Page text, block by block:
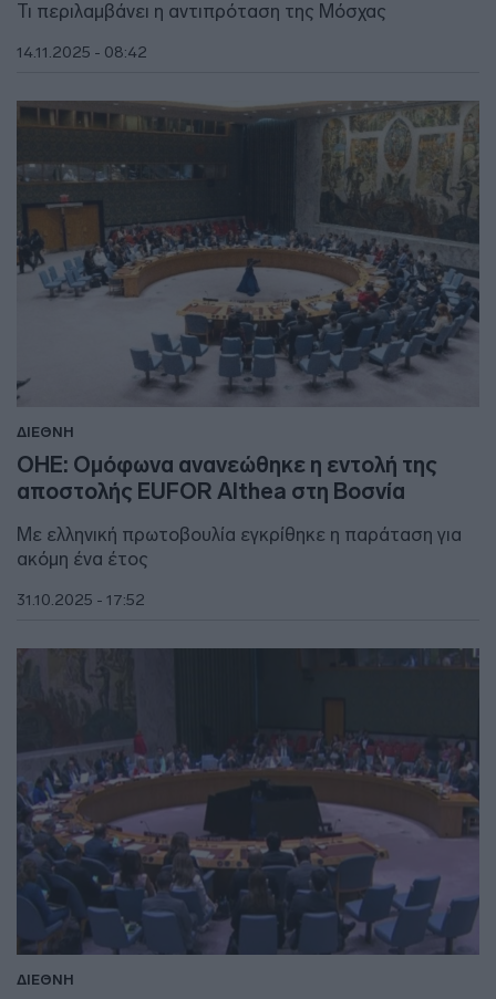
Τι περιλαμβάνει η αντιπρόταση της Μόσχας
14.11.2025 - 08:42
ΔΙΕΘΝΗ
ΟΗΕ: Ομόφωνα ανανεώθηκε η εντολή της
αποστολής EUFOR Althea στη Βοσνία
Με ελληνική πρωτοβουλία εγκρίθηκε η παράταση για
ακόμη ένα έτος
31.10.2025 - 17:52
ΔΙΕΘΝΗ